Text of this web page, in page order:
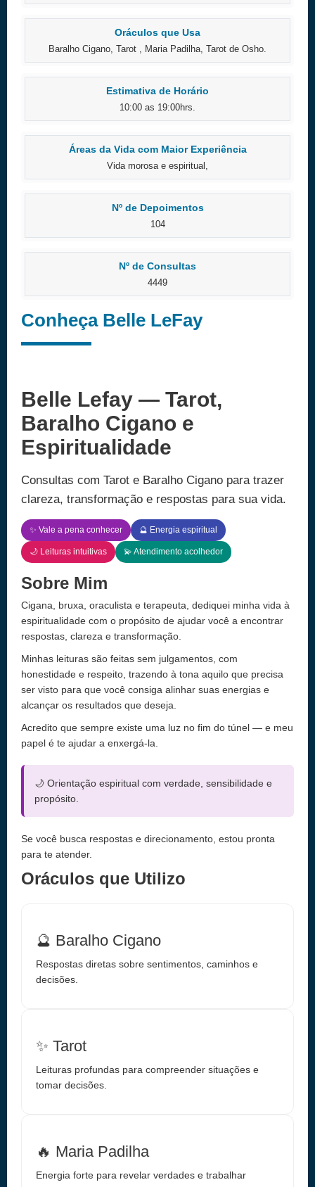
Oráculos que Usa
Baralho Cigano, Tarot , Maria Padilha, Tarot de Osho.
Estimativa de Horário
10:00 as 19:00hrs.
Áreas da Vida com Maior Experiência
Vida morosa e espiritual,
Nº de Depoimentos
104
Nº de Consultas
4449
Conheça Belle LeFay
Belle Lefay — Tarot,
Baralho Cigano e
Espiritualidade
Consultas com Tarot e Baralho Cigano para trazer
clareza, transformação e respostas para sua vida.
✨ Vale a pena conhecer 🔮 Energia espiritual
🌙 Leituras intuitivas 💫 Atendimento acolhedor
Sobre Mim
Cigana, bruxa, oraculista e terapeuta, dediquei minha vida à
espiritualidade com o propósito de ajudar você a encontrar
respostas, clareza e transformação.
Minhas leituras são feitas sem julgamentos, com
honestidade e respeito, trazendo à tona aquilo que precisa
ser visto para que você consiga alinhar suas energias e
alcançar os resultados que deseja.
Acredito que sempre existe uma luz no fim do túnel — e meu
papel é te ajudar a enxergá-la.
🌙 Orientação espiritual com verdade, sensibilidade e
propósito.
Se você busca respostas e direcionamento, estou pronta
para te atender.
Oráculos que Utilizo
🔮 Baralho Cigano
Respostas diretas sobre sentimentos, caminhos e
decisões.
✨ Tarot
Leituras profundas para compreender situações e
tomar decisões.
🔥 Maria Padilha
Energia forte para revelar verdades e trabalhar